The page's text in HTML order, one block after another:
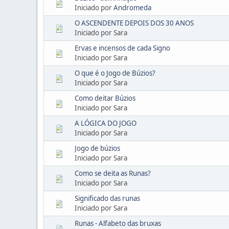
Iniciado porAndromeda
O ASCENDENTE DEPOIS DOS 30 ANOS
Iniciado por Sara
Ervas e incensos de cada Signo
Iniciado por Sara
O que é o Jogo de Búzios?
Iniciado por Sara
Como deitar Búzios
Iniciado por Sara
A LÓGICA DO JOGO
Iniciado por Sara
Jogo de búzios
Iniciado por Sara
Como se deita as Runas?
Iniciado por Sara
Significado das runas
Iniciado por Sara
Runas - Alfabeto das bruxas